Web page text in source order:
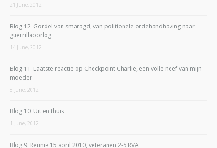
21 June, 2012
Blog 12: Gordel van smaragd, van politionele ordehandhaving naar
guerrillaoorlog
14 June, 2012
Blog 11: Laatste reactie op Checkpoint Charlie, een volle neef van mijn
moeder
8 June, 2012
Blog 10: Uit en thuis
1 June, 2012
Blog 9: Reünie 15 april 2010, veteranen 2-6 RVA